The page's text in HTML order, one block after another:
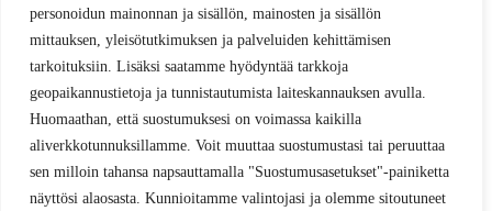
personoidun mainonnan ja sisällön, mainosten ja sisällön
mittauksen, yleisötutkimuksen ja palveluiden kehittämisen
tarkoituksiin. Lisäksi saatamme hyödyntää tarkkoja
geopaikannustietoja ja tunnistautumista laiteskannauksen avulla.
Huomaathan, että suostumuksesi on voimassa kaikilla
aliverkkotunnuksillamme. Voit muuttaa suostumustasi tai peruuttaa
sen milloin tahansa napsauttamalla "Suostumusasetukset"-painiketta
näyttösi alaosasta. Kunnioitamme valintojasi ja olemme sitoutuneet